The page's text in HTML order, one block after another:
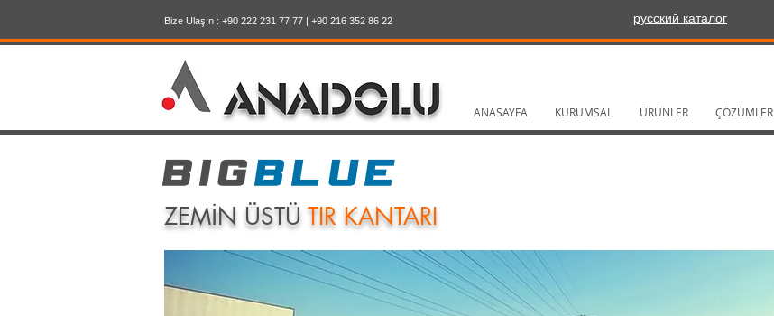
Bize Ulaşın : +90 222 231 77 77 | +90 216 352 86 22 русский каталог
ANASAYFA KURUMSAL ÜRÜNLER ÇÖZÜMLER
BIGBLUE
ZEMİN ÜSTÜ TIR KANTARI